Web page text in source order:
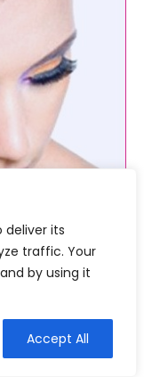
deliver its
traffic. Your
and by using it
Accept All
e updo
Este penteado
as ocasiões
mas você
resistirão a